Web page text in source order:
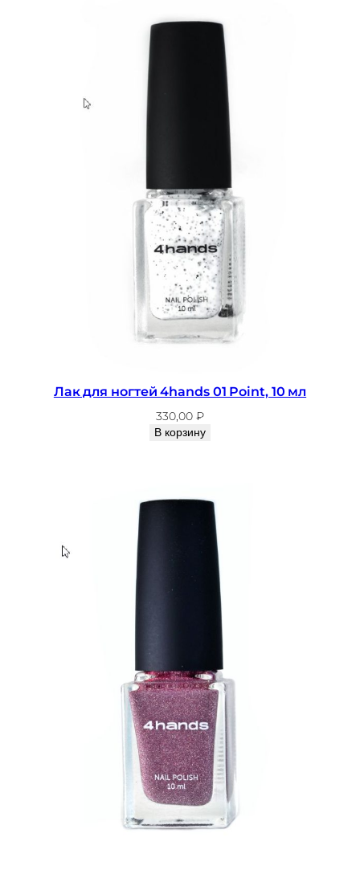
Лак для ногтей 4hands 01 Point, 10 мл
330,00 ₽
В корзину